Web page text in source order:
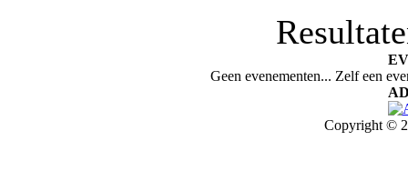
Geen evenementen... Zelf een
Copyright ©